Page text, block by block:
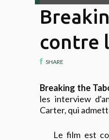
contre
SHARE
Breaking the
les interview
Carter, qui
Le film est